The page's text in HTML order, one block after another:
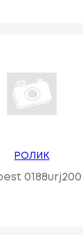
РОЛИК
0188urj200